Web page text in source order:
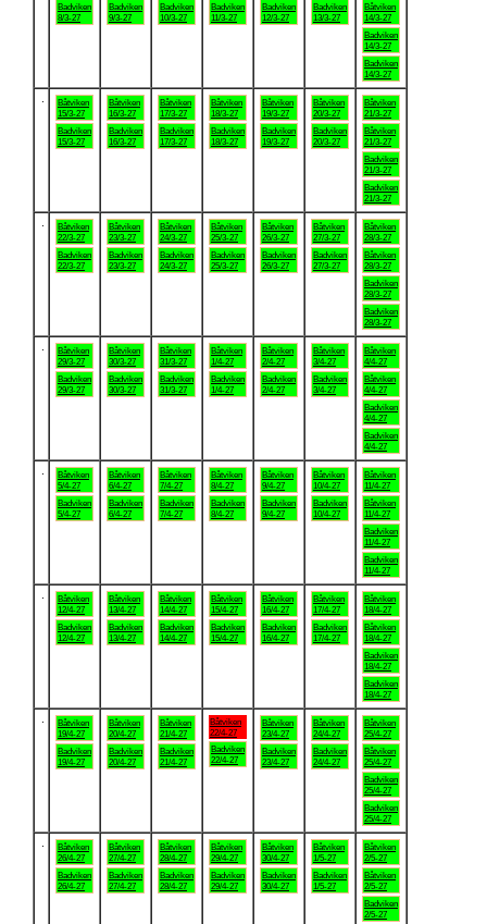
Badviken
8/3-27
Badviken
9/3-27
Badviken
10/3-27
Badviken
11/3-27
Badviken
12/3-27
Badviken
13/3-27
Båtviken
14/3-27
Badviken
14/3-27
Badviken
14/3-27
Båtviken
15/3-27
Badviken
15/3-27
Båtviken
16/3-27
Badviken
16/3-27
Båtviken
17/3-27
Badviken
17/3-27
Båtviken
18/3-27
Badviken
18/3-27
Båtviken
19/3-27
Badviken
19/3-27
Båtviken
20/3-27
Badviken
20/3-27
Båtviken
21/3-27
Båtviken
21/3-27
Badviken
21/3-27
Badviken
21/3-27
Båtviken
22/3-27
Badviken
22/3-27
Båtviken
23/3-27
Badviken
23/3-27
Båtviken
24/3-27
Badviken
24/3-27
Båtviken
25/3-27
Badviken
25/3-27
Båtviken
26/3-27
Badviken
26/3-27
Båtviken
27/3-27
Badviken
27/3-27
Båtviken
28/3-27
Båtviken
28/3-27
Badviken
28/3-27
Badviken
28/3-27
Båtviken
29/3-27
Badviken
29/3-27
Båtviken
30/3-27
Badviken
30/3-27
Båtviken
31/3-27
Badviken
31/3-27
Båtviken
1/4-27
Badviken
1/4-27
Båtviken
2/4-27
Badviken
2/4-27
Båtviken
3/4-27
Badviken
3/4-27
Båtviken
4/4-27
Båtviken
4/4-27
Badviken
4/4-27
Badviken
4/4-27
Båtviken
5/4-27
Badviken
5/4-27
Båtviken
6/4-27
Badviken
6/4-27
Båtviken
7/4-27
Badviken
7/4-27
Båtviken
8/4-27
Badviken
8/4-27
Båtviken
9/4-27
Badviken
9/4-27
Båtviken
10/4-27
Badviken
10/4-27
Båtviken
11/4-27
Båtviken
11/4-27
Badviken
11/4-27
Badviken
11/4-27
Båtviken
12/4-27
Badviken
12/4-27
Båtviken
13/4-27
Badviken
13/4-27
Båtviken
14/4-27
Badviken
14/4-27
Båtviken
15/4-27
Badviken
15/4-27
Båtviken
16/4-27
Badviken
16/4-27
Båtviken
17/4-27
Badviken
17/4-27
Båtviken
18/4-27
Båtviken
18/4-27
Badviken
18/4-27
Badviken
18/4-27
Båtviken
19/4-27
Badviken
19/4-27
Båtviken
20/4-27
Badviken
20/4-27
Båtviken
21/4-27
Badviken
21/4-27
Båtviken
22/4-27
Badviken
22/4-27
Båtviken
23/4-27
Badviken
23/4-27
Båtviken
24/4-27
Badviken
24/4-27
Båtviken
25/4-27
Båtviken
25/4-27
Badviken
25/4-27
Badviken
25/4-27
Båtviken
26/4-27
Badviken
26/4-27
Båtviken
27/4-27
Badviken
27/4-27
Båtviken
28/4-27
Badviken
28/4-27
Båtviken
29/4-27
Badviken
29/4-27
Båtviken
30/4-27
Badviken
30/4-27
Båtviken
1/5-27
Badviken
1/5-27
Båtviken
2/5-27
Båtviken
2/5-27
Badviken
2/5-27